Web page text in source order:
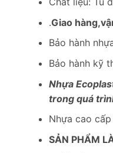
.Giao
Bảo hành
Bảo hành kỹ
Nhựa
trong quá
Nhựa cao
SẢN PHẨM